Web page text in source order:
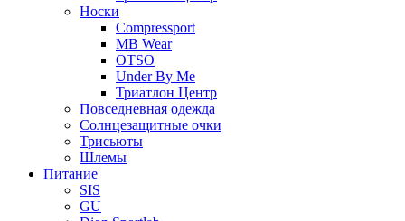
Носки
Compressport
MB Wear
OTSO
Under By Me
Триатлон Центр
Повседневная одежда
Солнцезащитные очки
Трисьюты
Шлемы
Питание
SIS
GU